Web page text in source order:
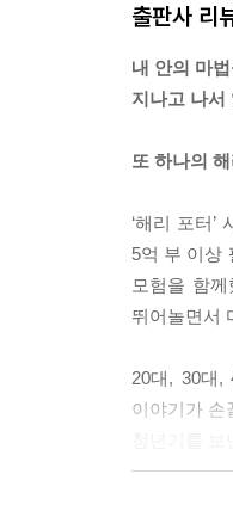
사라지는 것
움이 나를
심히 마음
--- p.60
하루의 분
--- p.73
출판사 리
내 안의 마
지나고 나서
또 하나의
‘해리 포터
5억 부 이상
모험을 함
뛰어놀면서
20대, 30대,
이야기가 손